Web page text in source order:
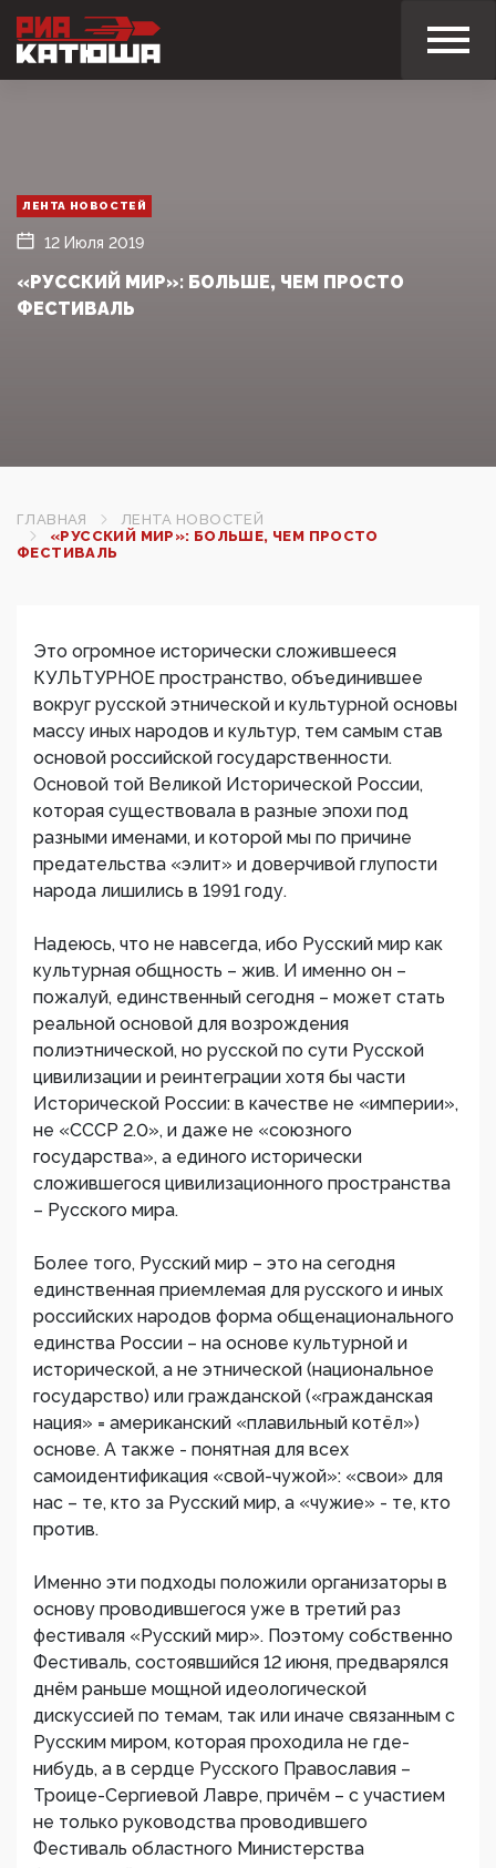
ЛЕНТА НОВОСТЕЙ
12 Июля 2019
«РУССКИЙ МИР»: БОЛЬШЕ, ЧЕМ ПРОСТО
ФЕСТИВАЛЬ
ГЛАВНАЯ
ЛЕНТА НОВОСТЕЙ
«РУССКИЙ МИР»: БОЛЬШЕ, ЧЕМ ПРОСТО
ФЕСТИВАЛЬ
Это огромное исторически сложившееся
КУЛЬТУРНОЕ пространство, объединившее
вокруг русской этнической и культурной основы
массу иных народов и культур, тем самым став
основой российской государственности.
Основой той Великой Исторической России,
которая существовала в разные эпохи под
разными именами, и которой мы по причине
предательства «элит» и доверчивой глупости
народа лишились в 1991 году.
Надеюсь, что не навсегда, ибо Русский мир как
культурная общность – жив. И именно он –
пожалуй, единственный сегодня – может стать
реальной основой для возрождения
полиэтнической, но русской по сути Русской
цивилизации и реинтеграции хотя бы части
Исторической России: в качестве не «империи»,
не «СССР 2.0», и даже не «союзного
государства», а единого исторически
сложившегося цивилизационного пространства
– Русского мира.
Более того, Русский мир – это на сегодня
единственная приемлемая для русского и иных
российских народов форма общенационального
единства России – на основе культурной и
исторической, а не этнической (национальное
государство) или гражданской («гражданская
нация» = американский «плавильный котёл»)
основе. А также - понятная для всех
самоидентификация «свой-чужой»: «свои» для
нас – те, кто за Русский мир, а «чужие» - те, кто
против.
Именно эти подходы положили организаторы в
основу проводившегося уже в третий раз
фестиваля «Русский мир». Поэтому собственно
Фестиваль, состоявшийся 12 июня, предварялся
днём раньше мощной идеологической
дискуссией по темам, так или иначе связанным с
Русским миром, которая проходила не где-
нибудь, а в сердце Русского Православия –
Троице-Сергиевой Лавре, причём – с участием
не только руководства проводившего
Фестиваль областного Министерства